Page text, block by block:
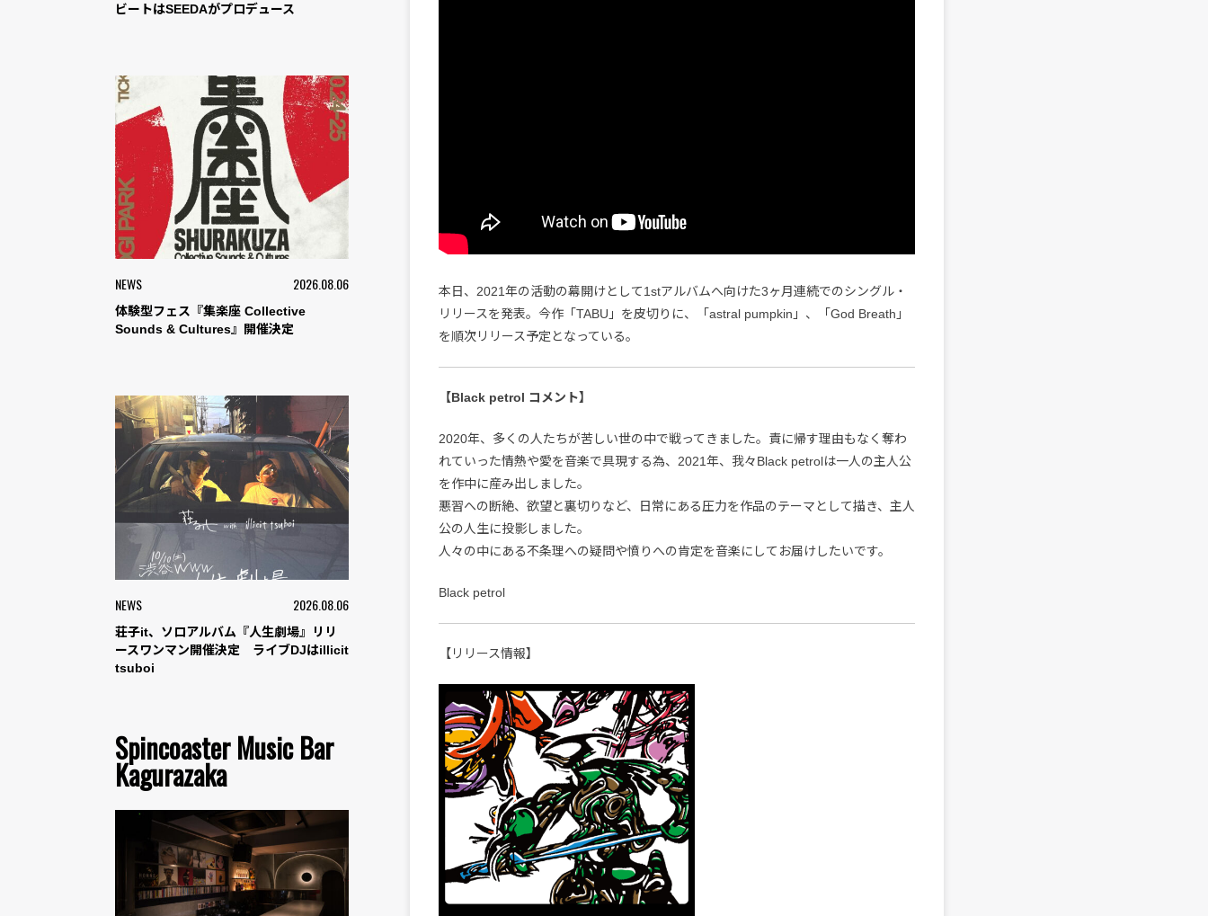
ビートはSEEDAがプロデュース
NEWS 2026.08.06
体験型フェス『集楽座 Collective
Sounds & Cultures』開催決定
NEWS 2026.08.06
荘子it、ソロアルバム『人生劇場』リリ
ースワンマン開催決定 ライブDJはillicit
tsuboi
Spincoaster Music Bar
Kagurazaka
本日、2021年の活動の幕開けとして1stアルバムへ向けた3ヶ月連続でのシングル・
リリースを発表。今作「TABU」を皮切りに、「astral pumpkin」、「God Breath」
を順次リリース予定となっている。
【Black petrol コメント】
2020年、多くの人たちが苦しい世の中で戦ってきました。責に帰す理由もなく奪わ
れていった情熱や愛を音楽で具現する為、2021年、我々Black petrolは一人の主人公
を作中に産み出しました。
悪習への断絶、欲望と裏切りなど、日常にある圧力を作品のテーマとして描き、主人
公の人生に投影しました。
人々の中にある不条理への疑問や憤りへの肯定を音楽にしてお届けしたいです。
Black petrol
【リリース情報】